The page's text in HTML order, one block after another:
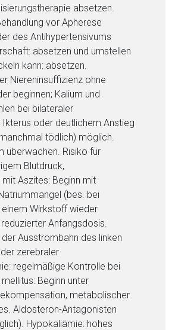
absetzen.
vor Apherese
des Antihypertensivums
absetzen und umstellen
kann: absetzen.
Niereninsuffizienz ohne
beginnen; Kalium und
bei bilateraler
oder deutlichem Anstieg
tödlich) möglich.
überwachen. Risiko für
Blutdruck,
Aszites: Beginn mit
(bes. bei
Wirkstoff wieder
Anfangsdosis.
Ausstrombahn des linken
zerebraler
regelmäßige Kontrolle bei
Beginn unter
metabolischer
Aldosteron-Antagonisten
Hypokaliämie: hohes